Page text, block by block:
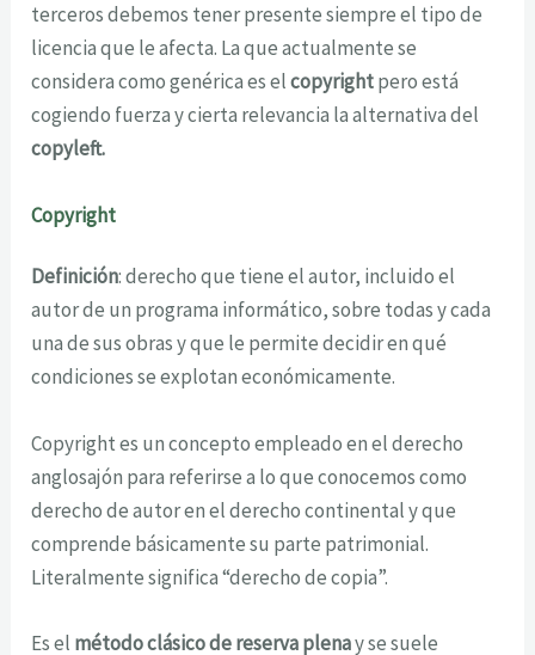
terceros debemos tener presente siempre el tipo de
licencia que le afecta. La que actualmente se
considera como genérica es elcopyrightpero está
cogiendo fuerza y cierta relevancia la alternativa del
copyleft.
Copyright
Definición: derecho que tiene el autor, incluido el
autor de un programa informático, sobre todas y cada
una de sus obras y que le permite decidir en qué
condiciones se explotan económicamente.
Copyright es un concepto empleado en el derecho
anglosajón para referirse a lo que conocemos como
derecho de autor en el derecho continental y que
comprende básicamente su parte patrimonial.
Literalmente significa “derecho de copia”.
Es el método clásico de reserva plenay se suele